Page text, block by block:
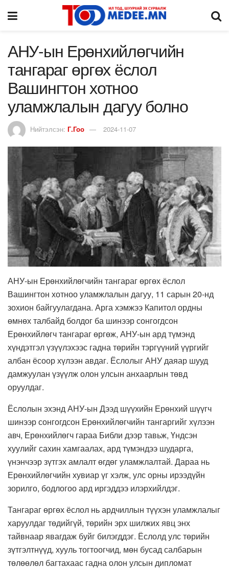
АНУ-ын Ерөнхийлөгчийн
тангараг өргөх ёслол
Вашингтон хотноо
уламжлалын дагуу болно
Нийтэлсэн: Г.Гоо 2024-11-07
АНУ-ын Ерөнхийлөгчийн тангараг өргөх ёслол
Вашингтон хотноо уламжлалын дагуу, 11 сарын 20-нд
зохион байгуулагдана. Арга хэмжээ Капитолордны
өмнөх талбайд болдог ба шинээр сонгогдсон
Ерөнхийлөгч тангараг өргөж, АНУ-ын ард түмэнд
хүндэтгэл үзүүлэхээс гадна төрийн тэргүүний үүргийг
албан ёсоор хүлээн авдаг. Ёслолыг АНУ даяар шууд
дамжуулан үзүүлж олон улсын анхаарлын төвд
оруулдаг.
Ёслолын эхэнд АНУ-ын Дээд шүүхийн Ерөнхий шүүгч
шинээр сонгогдсон Ерөнхийлөгчийн тангаргийг хүлээн
авч, Ерөнхийлөгч гараа Библи дээр тавьж, Үндсэн
хуулийг сахин хамгаалах, ард түмэндээ шударга,
үнэнчээр зүтгэх амлалт өгдөг уламжлалтай. Дараа нь
Ерөнхийлөгчийн хувиар үг хэлж, улс орны ирээдүйн
зорилго, бодлогоо ард иргэддээ илэрхийлдэг.
Тангараг өргөх ёслол нь ардчиллын түүхэн уламжлалыг
харуулдаг төдийгүй, төрийн эрх шилжих явц энх
тайвнаар явагдаж буйг билэгддэг. Ёслолд улс төрийн
зүтгэлтнүүд, хууль тогтоогчид, мөн бусад салбарын
төлөөлөл багтахаас гадна олон улсын дипломат